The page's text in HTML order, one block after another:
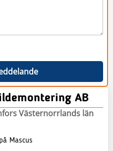
AB
Västernorrlands län
Mascus